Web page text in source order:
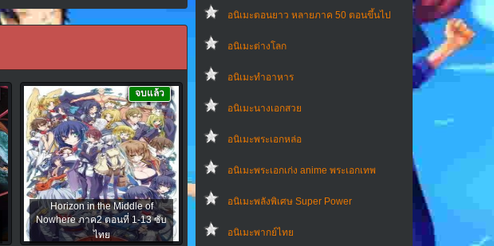
อนิเมะตอนยาว หลายภาค 50 ตอนขึ้นไป
อนิเมะต่างโลก
อนิเมะทําอาหาร
อนิเมะนางเอกสวย
อนิเมะพระเอกหล่อ
อนิเมะพระเอกเก่ง anime พระเอกเทพ
อนิเมะพลังพิเศษ Super Power
อนิเมะพากย์ไทย
Horizon in the Middle of
Nowhere ภาค2 ตอนที่ 1-13 ซับ
ไทย
จบแล้ว